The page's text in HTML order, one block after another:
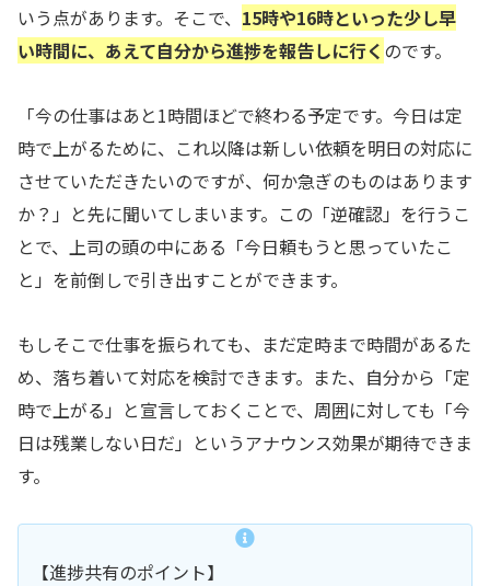
いう点があります。そこで、 15時や16時といった少し早
い時間に、あえて自分から進捗を報告しに行く のです。
「今の仕事はあと1時間ほどで終わる予定です。今日は定
時で上がるために、これ以降は新しい依頼を明日の対応に
させていただきたいのですが、何か急ぎのものはあります
か？」と先に聞いてしまいます。この「逆確認」を行うこ
とで、上司の頭の中にある「今日頼もうと思っていたこ
と」を前倒しで引き出すことができます。
もしそこで仕事を振られても、まだ定時まで時間があるた
め、落ち着いて対応を検討できます。また、自分から「定
時で上がる」と宣言しておくことで、周囲に対しても「今
日は残業しない日だ」というアナウンス効果が期待できま
す。
【進捗共有のポイント】